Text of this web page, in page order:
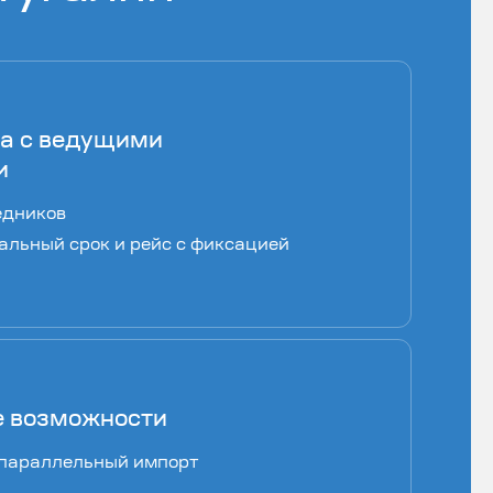
с ведущими
срок и рейс с фиксацией
возможности
импорт